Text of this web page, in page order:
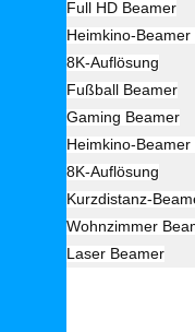
Full HD Beamer
Heimkino-
8K-Auflösung
Fußball Beamer
Gaming Beamer
Heimkino-
8K-Auflösung
Kurzdistanz-
Wohnzimmer
Laser Beamer